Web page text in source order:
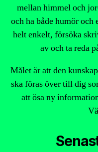
mellan himmel och
och ha både humör
helt enkelt, försöka
av och ta reda
Målet är att den
ska föras över till dig
att ösa ny